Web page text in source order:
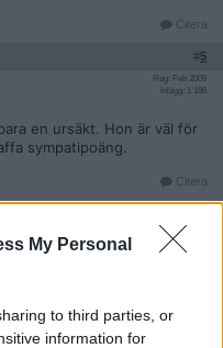
My Personal
to third parties, or
information for
Citera
#5
Reg: Feb 2009
Inlägg: 1 186
en ursäkt. Hon är väl för
sympatipoäng.
Citera